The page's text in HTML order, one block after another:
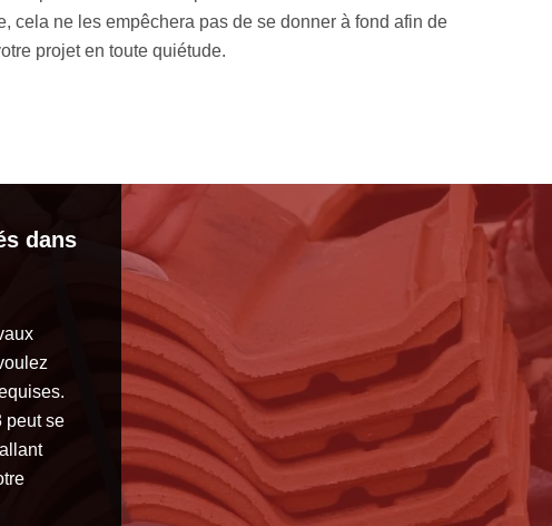
cela ne les empêchera pas de se donner à fond afin de
projet en toute quiétude.
dans
peut se